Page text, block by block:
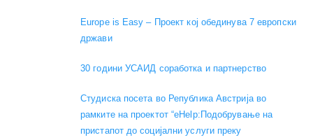
Europe is Easy – Проект кој обединува 7 европски
држави
30 години УСАИД соработка и партнерство
Студиска посета во Република Австрија во
рамките на проектот “eHelp:Подобрување на
пристапот до социјални услуги преку